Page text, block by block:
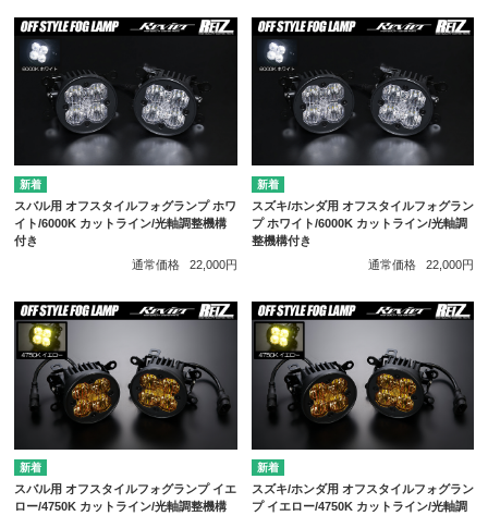
スバル用 オフスタイルフォグランプ ホワ
イト/6000K カットライン/光軸調整機構
付き
通常価格
22,000円
スズキ/ホンダ用 オフスタイルフォグラン
プ ホワイト/6000K カットライン/光軸調
整機構付き
通常価格
22,000円
スバル用 オフスタイルフォグランプ イエ
ロー/4750K カットライン/光軸調整機構
スズキ/ホンダ用 オフスタイルフォグラン
プ イエロー/4750K カットライン/光軸調